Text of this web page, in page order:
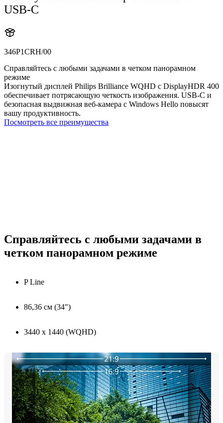
USB-C
346P1CRH/00
Справляйтесь с любыми задачами в четком панорамном
режиме
Изогнутый дисплей Philips Brilliance WQHD с DisplayHDR 400
обеспечивает потрясающую четкость изображения. USB-C и
безопасная выдвижная веб-камера с Windows Hello повысят
вашу продуктивность.
Посмотреть все преимущества
Справляйтесь с любыми задачами в
четком панорамном режиме
P Line
86,36 см (34")
3440 x 1440 (WQHD)